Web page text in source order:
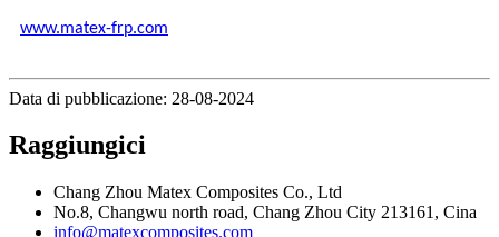
www.matex-frp.com
Data di pubblicazione: 28-08-2024
Raggiungici
Chang Zhou Matex Composites Co., Ltd
No.8, Changwu north road, Chang Zhou City 213161, Cina
info@matexcomposites.com